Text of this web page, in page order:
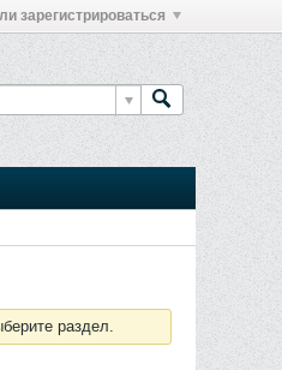
зарегистрироваться
раздел.